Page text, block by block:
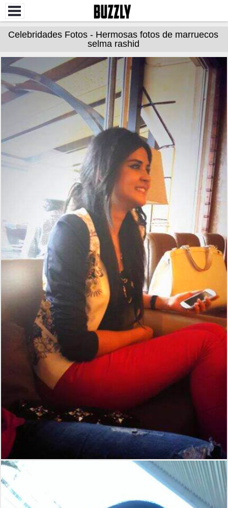
Celebridades Fotos - Hermosas fotos de marruecos
selma rashid